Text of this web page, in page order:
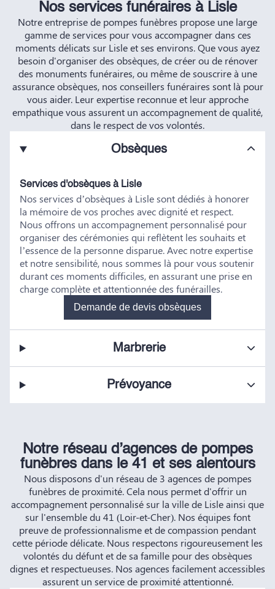
Nos services funéraires à Lisle
Notre entreprise de pompes funèbres propose une large
gamme de services pour vous accompagner dans ces
moments délicats sur Lisle et ses environs. Que vous ayez
besoin d'organiser des obsèques, de créer ou de rénover
des monuments funéraires, ou même de souscrire à une
assurance obsèques, nos conseillers funéraires sont là pour
vous aider. Leur expertise reconnue et leur approche
empathique vous assurent un accompagnement de qualité,
dans le respect de vos volontés.
Obsèques
Services d'obsèques à Lisle
Nos services d’obsèques à Lisle sont dédiés à honorer
la mémoire de vos proches avec dignité et respect.
Nous offrons un accompagnement personnalisé pour
organiser des cérémonies qui reflètent les souhaits et
l’essence de la personne disparue. Avec notre expertise
et notre sensibilité, nous sommes là pour vous soutenir
durant ces moments difficiles, en assurant une prise en
charge complète et attentionnée des funérailles.
Demande de devis obsèques
Marbrerie
Prévoyance
Notre réseau d’agences de pompes
funèbres dans le 41 et ses alentours
Nous disposons d'un réseau de 3 agences de pompes
funèbres de proximité. Cela nous permet d'offrir un
accompagnement personnalisé sur la ville de Lisle ainsi que
sur l'ensemble du 41 (Loir-et-Cher). Nos équipes font
preuve de professionnalisme et de compassion pendant
cette période délicate. Nous respectons rigoureusement les
volontés du défunt et de sa famille pour des obsèques
dignes et respectueuses. Nos agences facilement accessibles
assurent un service de proximité attentionné.